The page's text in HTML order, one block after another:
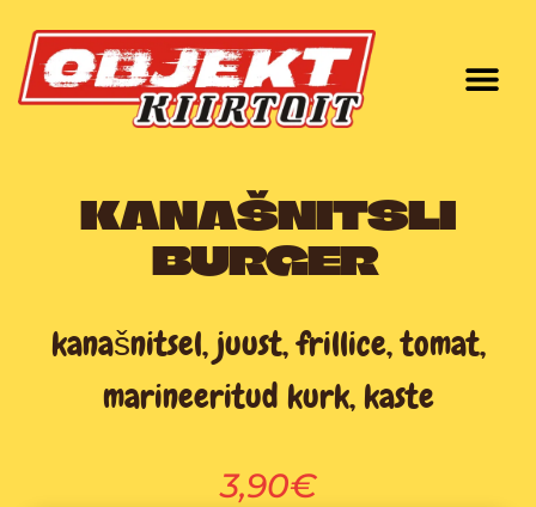
Skip
to
KANAŠNITSLI
BURGER
kanašnitsel, juust, frillice, tomat,
marineeritud kurk, kaste
3,90€